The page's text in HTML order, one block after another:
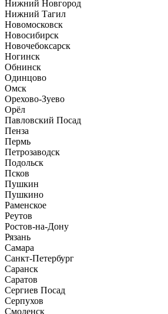
Нижний Новгород
Нижний Тагил
Новомосковск
Новосибирск
Новочебоксарск
Ногинск
Обнинск
Одинцово
Омск
Орехово-Зуево
Орёл
Павловский Посад
Пенза
Пермь
Петрозаводск
Подольск
Псков
Пушкин
Пушкино
Раменское
Реутов
Ростов-на-Дону
Рязань
Самара
Санкт-Петербург
Саранск
Саратов
Сергиев Посад
Серпухов
Смоленск